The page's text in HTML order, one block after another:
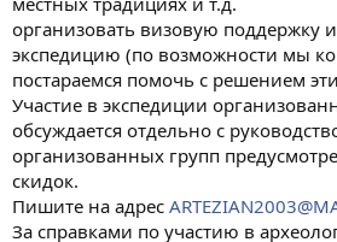
организовать визовую поддержку
экспедицию (по возможности мы
постараемся помочь с решением
Участие в экспедиции
обсуждается отдельно с
организованных групп
скидок.
Пишите на адрес
За справками по участию в